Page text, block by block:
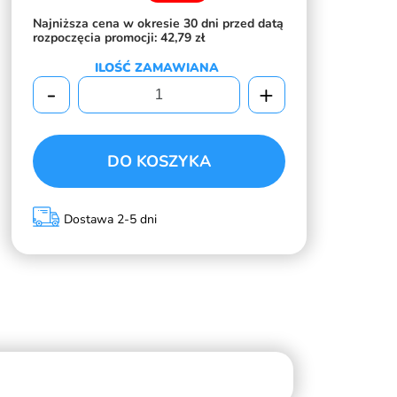
Najniższa cena w okresie 30 dni przed datą
rozpoczęcia promocji:42,79 zł
ILOŚĆ ZAMAWIANA
- +
DO KOSZYKA
Dostawa 2-5 dni